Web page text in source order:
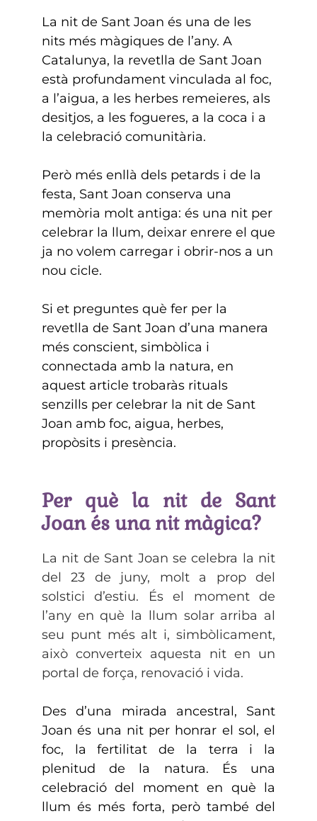
La nit de Sant Joan és una de les
nits més màgiques de l’any. A
Catalunya, la revetlla de Sant Joan
està profundament vinculada al foc,
a l’aigua, a les herbes remeieres, als
desitjos, a les fogueres, a la coca i a
la celebració comunitària.
Però més enllà dels petards i de la
festa, Sant Joan conserva una
memòria molt antiga: és una nit per
celebrar la llum, deixar enrere el que
ja no volem carregar i obrir-nos a un
nou cicle.
Si et preguntes què fer per la
revetlla de Sant Joan d’una manera
més conscient, simbòlica i
connectada amb la natura, en
aquest article trobaràs rituals
senzills per celebrar la nit de Sant
Joan amb foc, aigua, herbes,
propòsits i presència.
Per què la nit de Sant
Joan és una nit màgica?
La nit de Sant Joan se celebra la nit
del 23 de juny, molt a prop del
solstici d’estiu. És el moment de
l’any en què la llum solar arriba al
seu punt més alt i, simbòlicament,
això converteix aquesta nit en un
portal de força, renovació i vida.
Des d’una mirada ancestral, Sant
Joan és una nit per honrar el sol, el
foc, la fertilitat de la terra i la
plenitud de la natura. És una
celebració del moment en què la
llum és més forta, però també del